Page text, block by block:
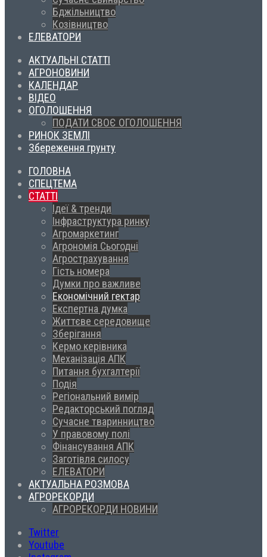
Бджільництво
Козівництво
ЕЛЕВАТОРИ
АКТУАЛЬНІ СТАТТІ
АГРОНОВИНИ
КАЛЕНДАР
ВІДЕО
ОГОЛОШЕННЯ
ПОДАТИ СВОЄ ОГОЛОШЕННЯ
РИНОК ЗЕМЛІ
Збереження грунту
ГОЛОВНА
СПЕЦТЕМА
СТАТТІ
Ідеї & тренди
Інфраструктура ринку
Агромаркетинг
Агрономія Сьогодні
Агрострахування
Гість номера
Думки про важливе
Економічний гектар
Експертна думка
Життєве середовище
Зберігання
Кермо керівника
Механізація АПК
Питання бухгалтерії
Подія
Регіональний вимір
Редакторський погляд
Сучасне тваринництво
У правовому полі
Фінансування АПК
Заготівля силосу
ЕЛЕВАТОРИ
АКТУАЛЬНА РОЗМОВА
АГРОРЕКОРДИ
АГРОРЕКОРДИ НОВИНИ
Twitter
Youtube